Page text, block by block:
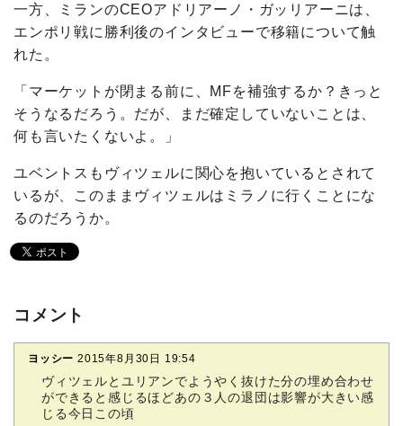
一方、ミランのCEOアドリアーノ・ガッリアーニは、
エンポリ戦に勝利後のインタビューで移籍について触
れた。
「マーケットが閉まる前に、MFを補強するか？きっと
そうなるだろう。だが、まだ確定していないことは、
何も言いたくないよ。」
ユベントスもヴィツェルに関心を抱いているとされて
いるが、このままヴィツェルはミラノに行くことにな
るのだろうか。
コメント
ヨッシー 2015年8月30日 19:54
ヴィツェルとユリアンでようやく抜けた分の埋め合わせ
ができると感じるほどあの３人の退団は影響が大きい感
じる今日この頃